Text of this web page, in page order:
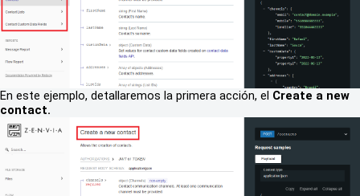
En este ejemplo, detallaremos la primera acción, el Create a new
contact.